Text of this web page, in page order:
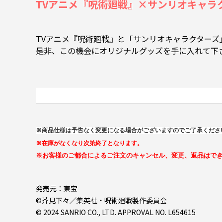
TVアニメ『呪術廻戦』×サンリオキャラ
TVアニメ『呪術廻戦』と「サンリオキャラクター
是非、この機会にオリジナルグッズを手に入れて下
※商品仕様は予告なく変更になる場合がございますのでご了承くださ
※在庫がなくなり次第終了となります。
※お客様のご都合によるご注文のキャンセル、変更、返品はで
発売元：東宝
©芥見下々／集英社・呪術廻戦製作委員会
© 2024 SANRIO CO., LTD. APPROVAL NO. L654615